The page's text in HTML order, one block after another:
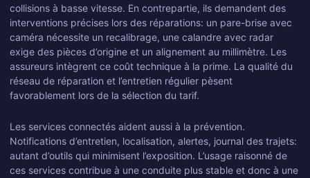
collisions à basse vitesse. En contrepartie, ils demandent des
interventions précises lors des réparations: un pare-brise avec
caméra nécessite un recalibrage, une calandre avec radar
exige des pièces d’origine et un alignement au millimètre. Les
assureurs intègrent ce coût technique à la prime. La qualité du
réseau de réparation et l’entretien régulier pèsent
favorablement lors de la sélection du tarif.
Les services connectés aident aussi à la prévention.
Notifications d’entretien, localisation, alertes, journal des trajets:
autant d’outils qui minimisent l’exposition. L’usage raisonné de
ces services contribue à une conduite plus stable et donc à une